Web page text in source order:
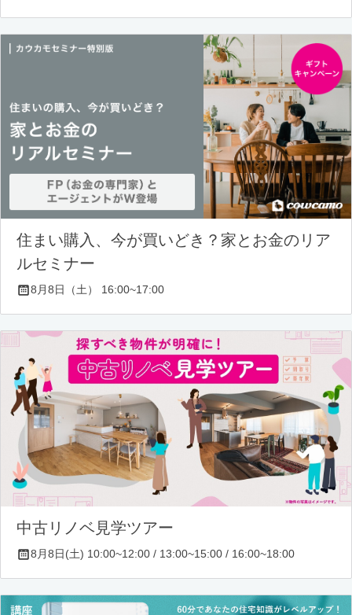
住まい購入、今が買いどき？家とお金のリア
ルセミナー
8月8日（土） 16:00~17:00
中古リノベ見学ツアー
8月8日(土) 10:00~12:00 / 13:00~15:00 / 16:00~18:00